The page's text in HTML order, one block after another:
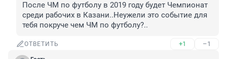
После ЧМ по футболу в 2019 году будет Чемпионат
среди рабочих в Казани..Неужели это событие для
тебя покруче чем ЧМ по футболу?..
ОТВЕТИТЬ +1 –1